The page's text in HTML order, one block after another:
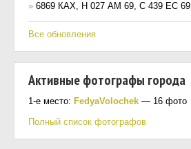
» 6869 КАХ, Н 027 АМ 69, С 439 ЕС 69
Все обновления
Активные фотографы города
1-е место: FedyaVolochek — 16 фото
Полный список фотографов